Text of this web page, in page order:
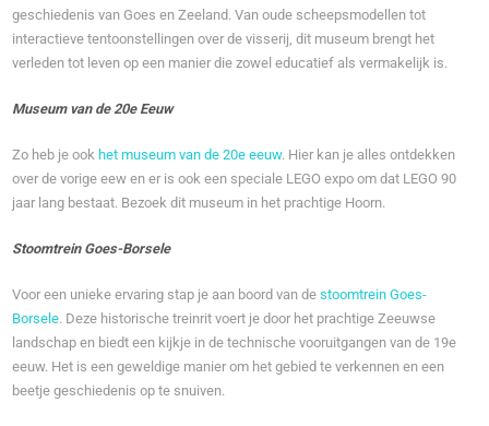
geschiedenis van Goes en Zeeland. Van oude scheepsmodellen tot
interactieve tentoonstellingen over de visserij, dit museum brengt het
verleden tot leven op een manier die zowel educatief als vermakelijk is.
Museum van de 20e Eeuw
Zo heb je ookhet museum van de 20e eeuw. Hier kan je alles ontdekken
over de vorige eew en er is ook een speciale LEGO expo om dat LEGO 90
jaar lang bestaat. Bezoek dit museum in het prachtige Hoorn.
Stoomtrein Goes-Borsele
Voor een unieke ervaring stap je aan boord van destoomtrein Goes-
Borsele. Deze historische treinrit voert je door het prachtige Zeeuwse
landschap en biedt een kijkje in de technische vooruitgangen van de 19e
eeuw. Het is een geweldige manier om het gebied te verkennen en een
beetje geschiedenis op te snuiven.